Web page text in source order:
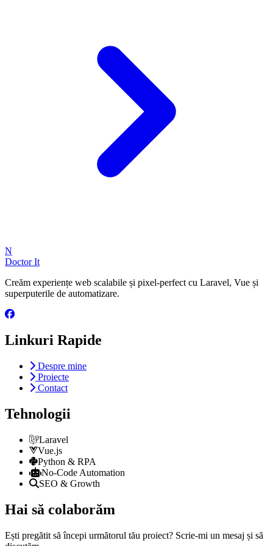
N
Doctor It
Creăm experiențe web scalabile și pixel-perfect cu Laravel, Vue și
superputerile de automatizare.
Linkuri Rapide
Despre mine
Proiecte
Contact
Tehnologii
Laravel
Vue.js
Python & RPA
No-Code Automation
SEO & Growth
Hai să colaborăm
Ești pregătit să începi următorul tău proiect? Scrie-mi un mesaj și să